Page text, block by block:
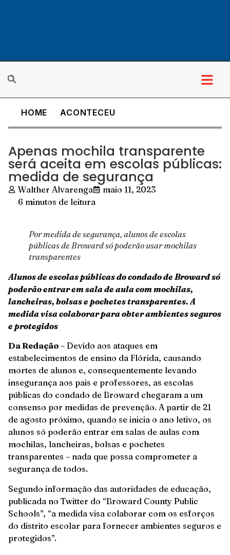
HOME ACONTECEU
Apenas mochila transparente
será aceita em escolas públicas:
medida de segurança
Walther Alvarenga
maio 11, 2023
6 minutos de leitura
Por medida de segurança, alunos de escolas
públicas de Broward só poderão usar mochilas
transparentes
Alunos de escolas públicas do condado de Broward só
poderão entrar em sala de aula com mochilas,
lancheiras, bolsas e pochetes transparentes. A
medida visa colaborar para obter ambientes seguros
e protegidos
Da Redação – Devido aos ataques em
estabelecimentos de ensino da Flórida, causando
mortes de alunos e, consequentemente levando
insegurança aos pais e professores, as escolas
públicas do condado de Broward chegaram a um
consenso por medidas de prevenção. A partir de 21
de agosto próximo, quando se inicia o ano letivo, os
alunos só poderão entrar em salas de aulas com
mochilas, lancheiras, bolsas e pochetes
transparentes – nada que possa comprometer a
segurança de todos.
Segundo informação das autoridades de educação,
publicada no Twitter do “Broward County Public
Schools”, “a medida visa colaborar com os esforços
do distrito escolar para fornecer ambientes seguros e
protegidos”.